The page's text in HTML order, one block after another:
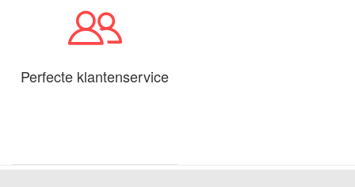
Perfecte klantenservice